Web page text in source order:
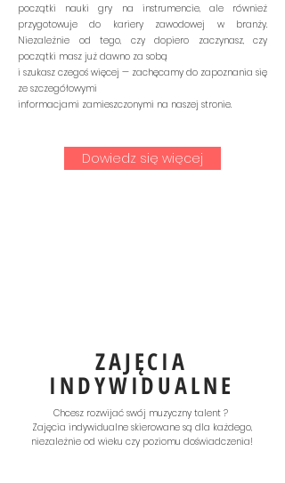
początki nauki gry na instrumencie, ale również
przygotowuje do kariery zawodowej w branży.
Niezależnie od tego, czy dopiero zaczynasz, czy
początki masz już dawno za sobą
i szukasz czegoś więcej — zachęcamy do zapoznania się
ze szczegółowymi
informacjami zamieszczonymi na naszej stronie.
Dowiedz się więcej
ZAJĘCIA
INDYWIDUALNE
Chcesz rozwijać swój muzyczny talent ?
Zajęcia indywidualne skierowane są dla każdego,
niezależnie od wieku czy poziomu doświadczenia!